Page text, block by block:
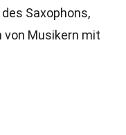
Saxophons,
von Musikern mit